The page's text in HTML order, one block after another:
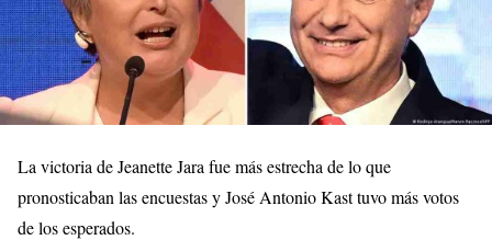
La victoria de Jeanette Jara fue más estrecha de lo que
pronosticaban las encuestas y José Antonio Kast tuvo más votos
de los esperados.